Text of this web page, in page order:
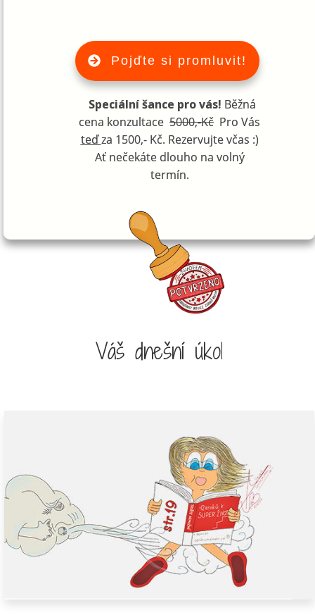
Pojďte si promluvit!
Speciální šance pro vás! Běžná
cena konzultace 5000,-Kč Pro Vás
teďza 1500,- Kč. Rezervujte včas :)
Ať nečekáte dlouho na volný
termín.
Váš dnešní úkol